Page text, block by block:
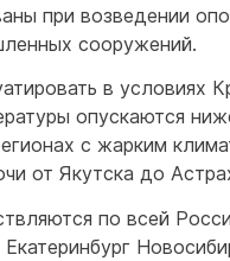
при возведении
сооружений.
в условиях
опускаются
с жарким
от Якутска до
по всей